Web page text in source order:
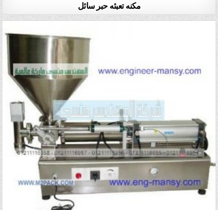
مكنه تعبئه حبر سائل